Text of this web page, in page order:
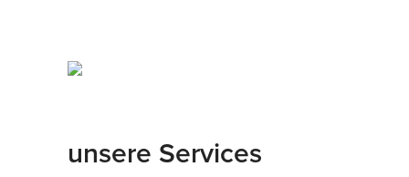
unsere Services